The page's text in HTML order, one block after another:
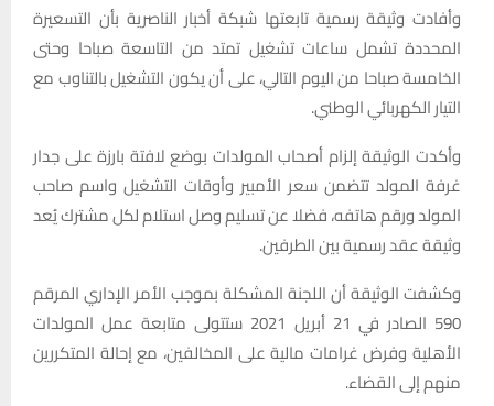
وأفادت وثيقة رسمية تابعتها شبكة أخبار الناصرية بأن التسعيرة
المحددة تشمل ساعات تشغيل تمتد من التاسعة صباحا وحتى
الخامسة صباحا من اليوم التالي، على أن يكون التشغيل بالتناوب مع
التيار الكهربائي الوطني.
وأكدت الوثيقة إلزام أصحاب المولدات بوضع لافتة بارزة على جدار
غرفة المولد تتضمن سعر الأمبير وأوقات التشغيل واسم صاحب
المولد ورقم هاتفه، فضلا عن تسليم وصل استلام لكل مشترك يُعد
وثيقة عقد رسمية بين الطرفين.
وكشفت الوثيقة أن اللجنة المشكلة بموجب الأمر الإداري المرقم
590 الصادر في 21 أبريل 2021 ستتولى متابعة عمل المولدات
الأهلية وفرض غرامات مالية على المخالفين، مع إحالة المتكررين
منهم إلى القضاء.